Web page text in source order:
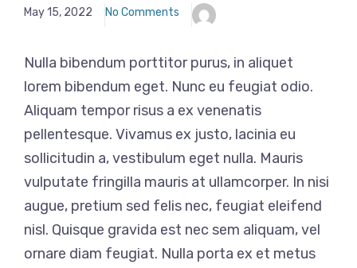
May 15, 2022 No Comments
Nulla bibendum porttitor purus, in aliquet
lorem bibendum eget. Nunc eu feugiat odio.
Aliquam tempor risus a ex venenatis
pellentesque. Vivamus ex justo, lacinia eu
sollicitudin a, vestibulum eget nulla. Mauris
vulputate fringilla mauris at ullamcorper. In nisi
augue, pretium sed felis nec, feugiat eleifend
nisl. Quisque gravida est nec sem aliquam, vel
ornare diam feugiat. Nulla porta ex et metus